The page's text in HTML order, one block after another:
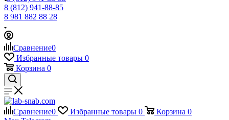
8 (812) 941-88-85
8 981 882 88 28
Сравнение0
Избранные товары 0
Корзина 0
Сравнение0 Избранные товары 0 Корзина 0